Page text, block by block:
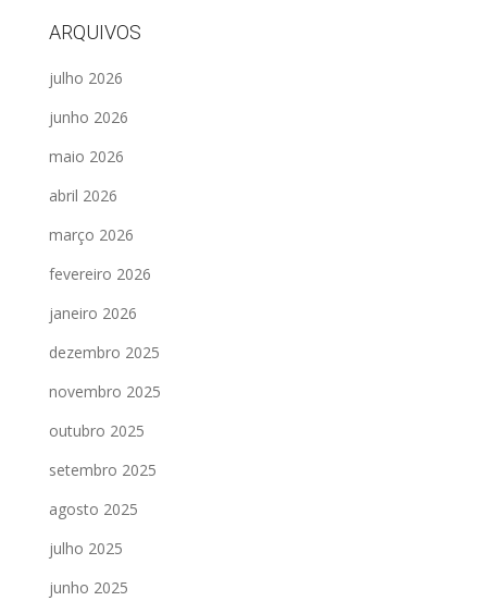
ARQUIVOS
julho 2026
junho 2026
maio 2026
abril 2026
março 2026
fevereiro 2026
janeiro 2026
dezembro 2025
novembro 2025
outubro 2025
setembro 2025
agosto 2025
julho 2025
junho 2025